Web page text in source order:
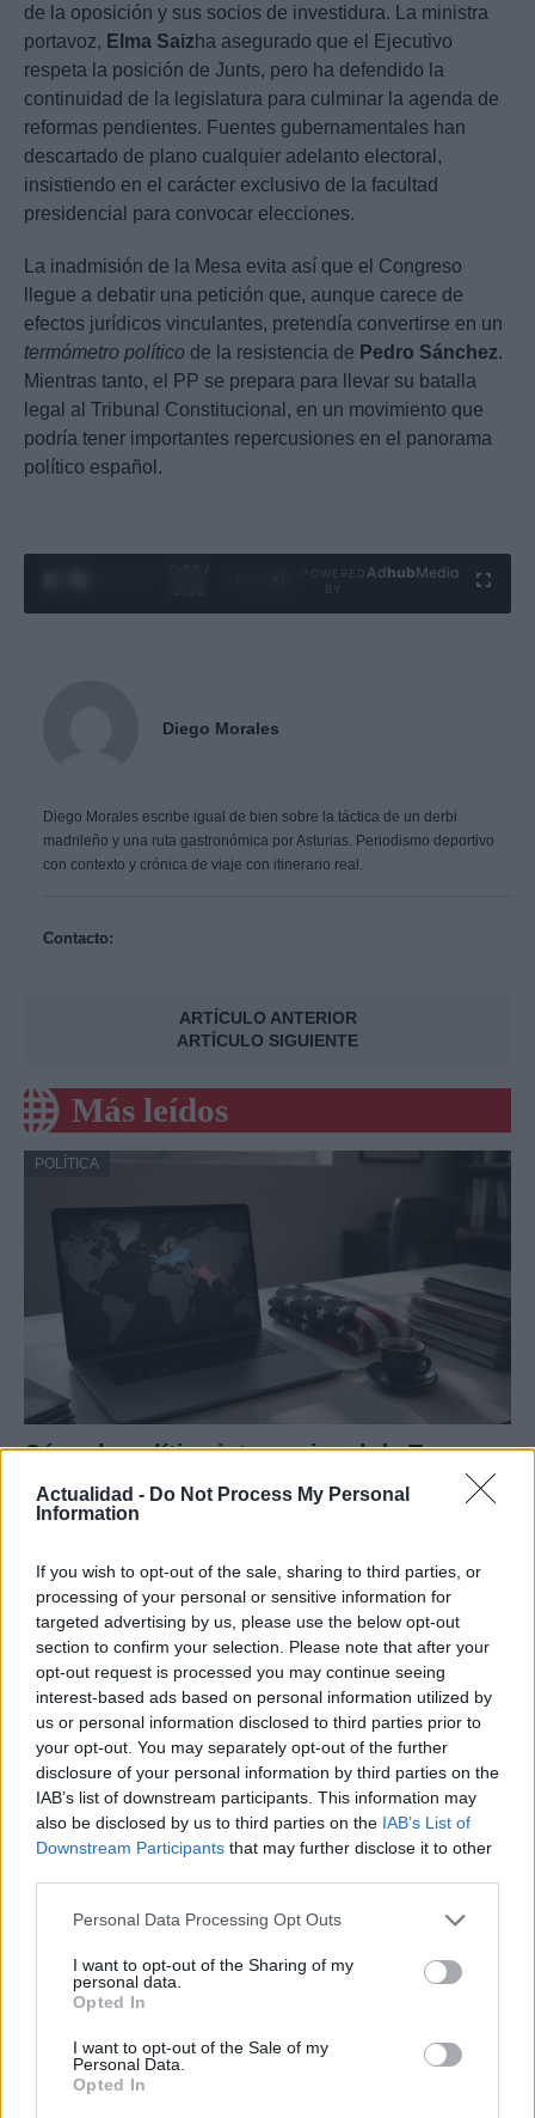
Actualidad - Do Not Process My Personal
Information
If you wish to opt-out of the sale, sharing to third parties, or
processing of your personal or sensitive information for
targeted advertising by us, please use the below opt-out
section to confirm your selection. Please note that after your
opt-out request is processed you may continue seeing
interest-based ads based on personal information utilized by
us or personal information disclosed to third parties prior to
your opt-out. You may separately opt-out of the further
disclosure of your personal information by third parties on the
IAB’s list of downstream participants. This information may
also be disclosed by us to third parties on the IAB’s List of
Downstream Participants that may further disclose it to other
Please note that this website/app uses one or more Google
not limited to your visit or usage behaviour. You may click to
grant or deny consent to Google and its third-party tags to
use your data for below specified purposes in below Google
consent section.
Personal Data Processing Opt Outs
I want to opt-out of the Sharing of my
personal data.
Opted In
I want to opt-out of the Sale of my
Personal Data.
Opted In
de la oposición y sus socios de investidura. La ministra
portavoz, Elma Saiz ha asegurado que el Ejecutivo
respeta la posición de Junts, pero ha defendido la
continuidad de la legislatura para culminar la agenda de
reformas pendientes. Fuentes gubernamentales han
descartado de plano cualquier adelanto electoral,
insistiendo en el carácter exclusivo de la facultad
presidencial para convocar elecciones.
La inadmisión de la Mesa evita así que el Congreso
llegue a debatir una petición que, aunque carece de
efectos jurídicos vinculantes, pretendía convertirse en un
termómetro político de la resistencia de Pedro Sánchez.
Mientras tanto, el PP se prepara para llevar su batalla
legal al Tribunal Constitucional, en un movimiento que
podría tener importantes repercusiones en el panorama
político español.
Ad hubMedia
Diego Morales
Diego Morales escribe igual de bien sobre la táctica de un derbi
madrileño y una ruta gastronómica por Asturias. Periodismo deportivo
con contexto y crónica de viaje con itinerario real.
Contacto:
ARTÍCULO ANTERIOR
ARTÍCULO SIGUIENTE
Más leídos
POLÍTICA
Cómo la política internacional de Trump
está cambiando las posturas de sus
seguidores más cercanos
POLÍTICA
Análisis de la crisis migratoria en Ceuta y
las críticas internacionales a Pedro
Sánchez